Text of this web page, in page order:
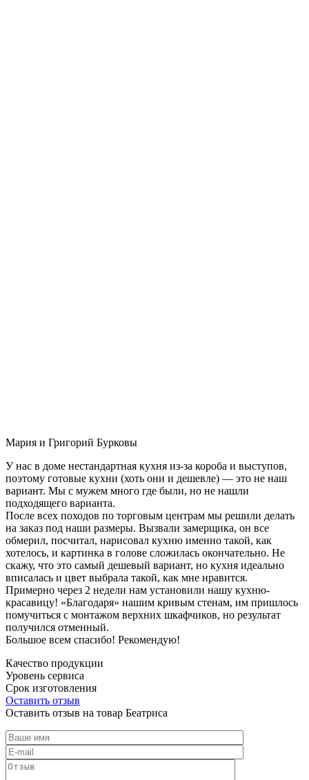
Мария и Григорий Бурковы
У нас в доме нестандартная кухня из-за короба и выступов,
поэтому готовые кухни (хоть они и дешевле) — это не наш
вариант. Мы с мужем много где были, но не нашли
подходящего варианта.
После всех походов по торговым центрам мы решили делать
на заказ под наши размеры. Вызвали замерщика, он все
обмерил, посчитал, нарисовал кухню именно такой, как
хотелось, и картинка в голове сложилась окончательно. Не
скажу, что это самый дешевый вариант, но кухня идеально
вписалась и цвет выбрала такой, как мне нравится.
Примерно через 2 недели нам установили нашу кухню-
красавицу! «Благодаря» нашим кривым стенам, им пришлось
помучиться с монтажом верхних шкафчиков, но результат
получился отменный.
Большое всем спасибо! Рекомендую!
Качество продукции
Уровень сервиса
Срок изготовления
Оставить отзыв
Оставить отзыв на товар Беатриса